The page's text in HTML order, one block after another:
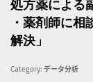
処方薬による
・薬剤師に相
解決」
Category: データ分析